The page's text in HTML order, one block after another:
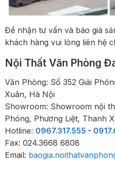
Để nhận tư vấn và báo giá
khách hàng vui lòng liên hệ
Nội Thất Văn Phòng
Văn Phòng: Số 352 Giải
Xuân, Hà Nội
Showroom: Showroom nội
Phóng, Phương Liệt, Thanh
Hotline: 0967.317.555 -
Fax: 024.3668 6808
Email: